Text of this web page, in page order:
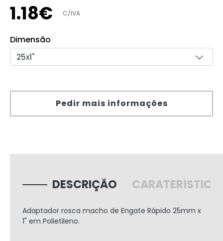
1.18€ C/IVA
Dimensão
Pedir mais informações
DESCRIÇÃO
Adaptador rosca macho de Engate Rápido 25mm x
1" em Polietileno.